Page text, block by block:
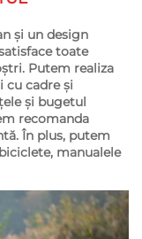
și un design
toate
Putem realiza
cu cadre și
și bugetul
recomanda
În plus, putem
manualele